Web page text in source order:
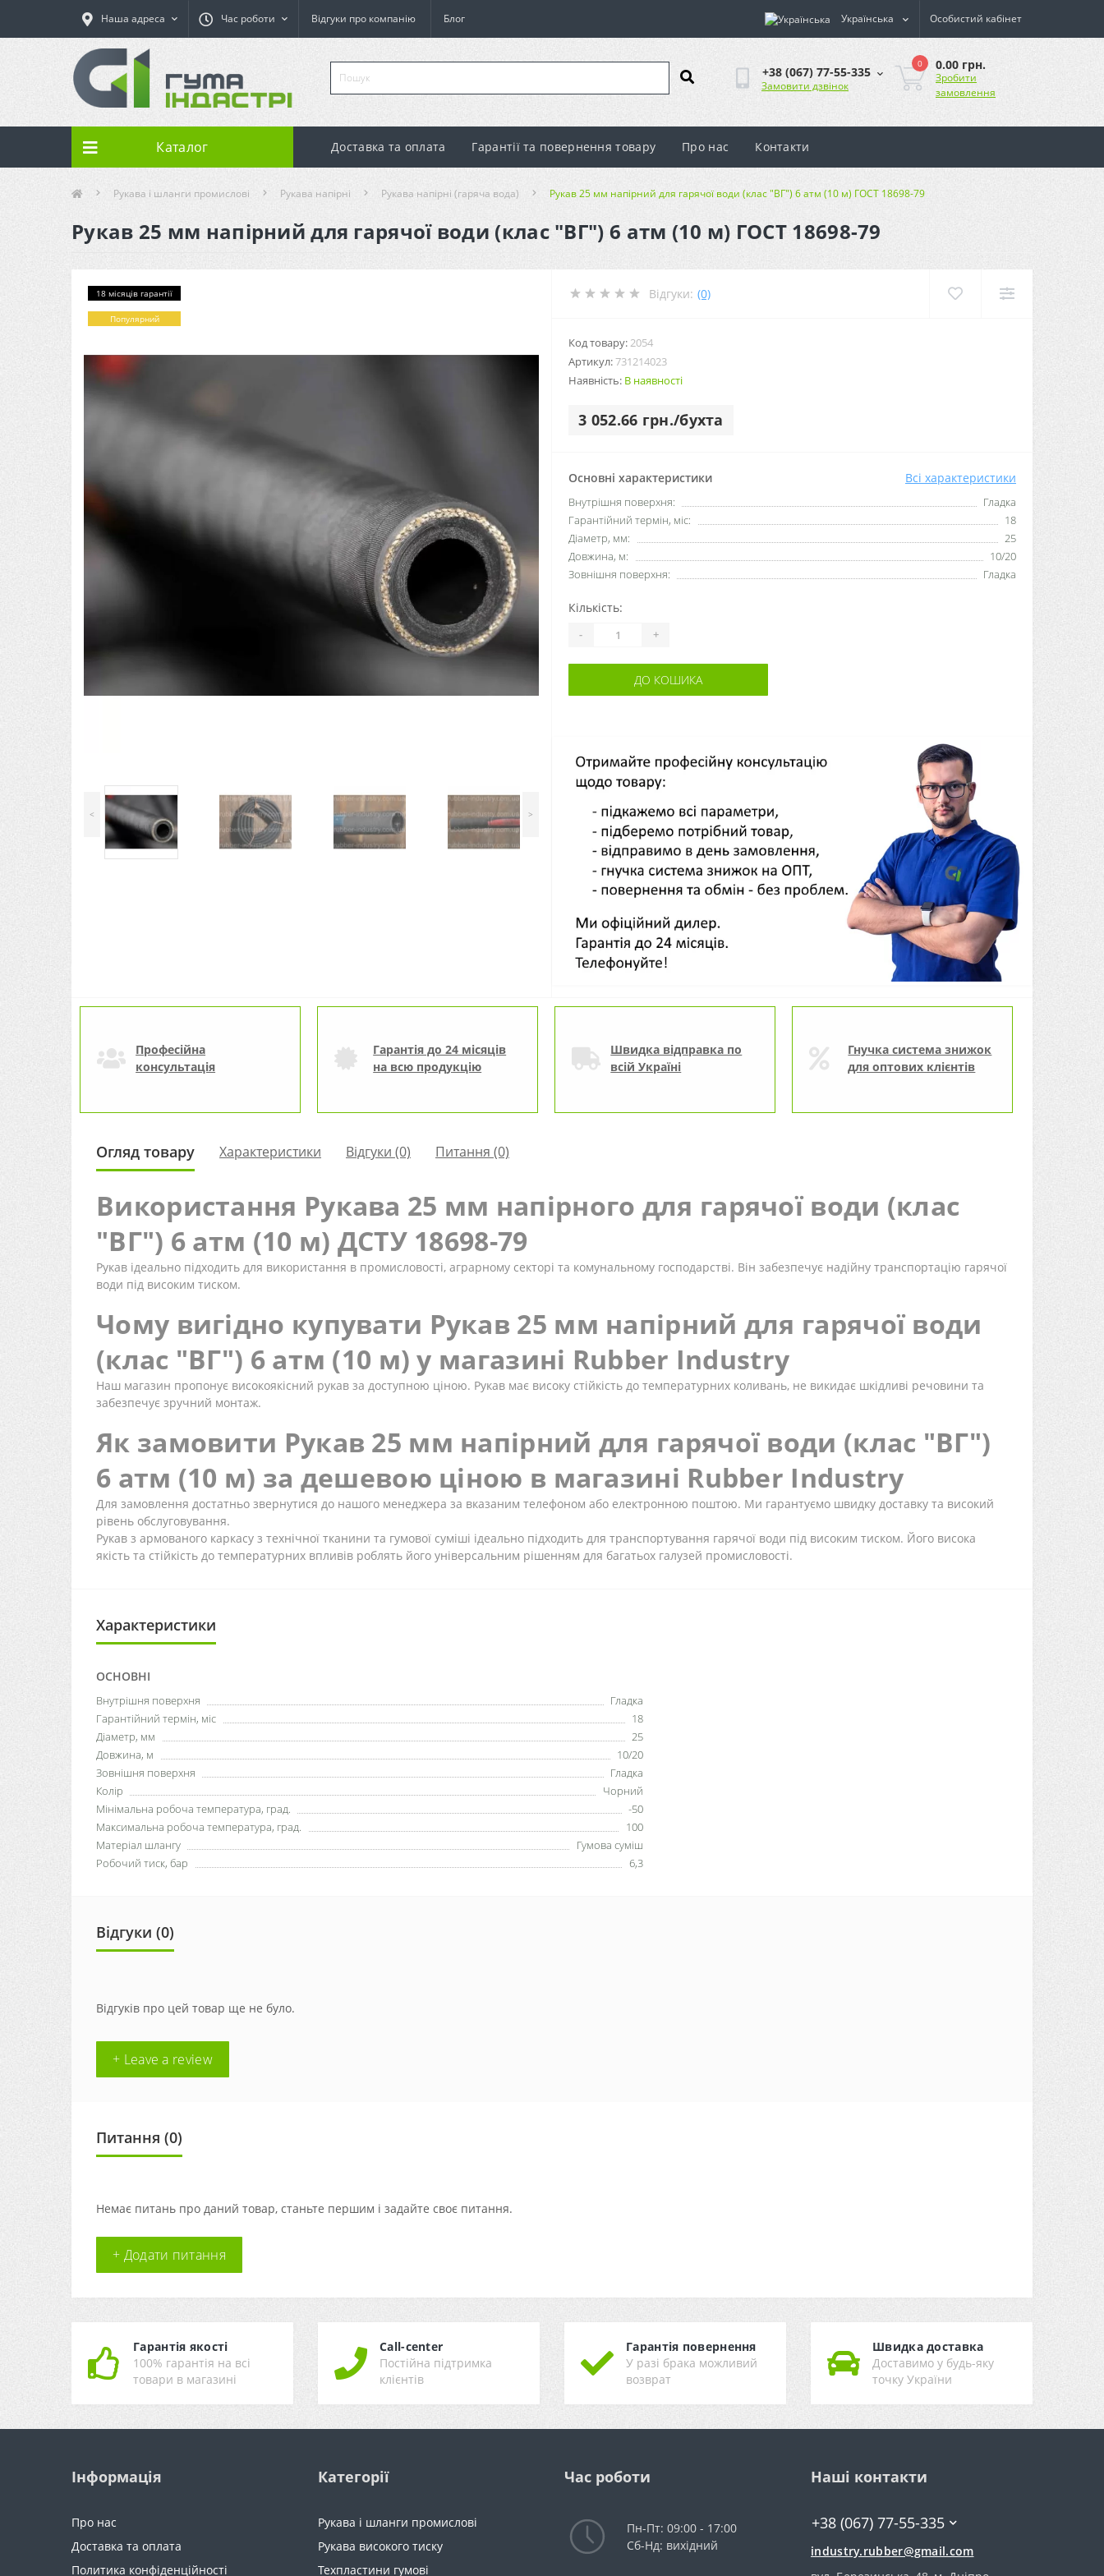
Наша адреса Час роботи Відгуки про компанію Блог Українська Особистий кабінет
+38 (067) 77-55-335
Замовити дзвінок
0 0.00 грн.
Зробити
замовлення
Каталог Доставка та оплата Гарантії та повернення товару Про нас Контакти
Рукава і шланги промислові Рукава напірні Рукава напірні (гаряча вода) Рукав 25 мм напірний для гарячої води (клас "ВГ") 6 атм (10 м) ГОСТ 18698-79
Рукав 25 мм напірний для гарячої води (клас "ВГ") 6 атм (10 м) ГОСТ 18698-79
18 місяців гарантії
Популярний
< >
Відгуки: (0)
Код товару: 2054
Артикул:731214023
Наявність: В наявності
3 052.66 грн./бухта
Основні характеристики Всі характеристики
Внутрішня поверхня:
Гладка
Гарантійний термін, міс:
18
Діаметр, мм:
25
Довжина, м:
10/20
Зовнішня поверхня:
Гладка
Кількість:
- +
ДО КОШИКА
Професійна
консультація
Гарантія до 24 місяців
на всю продукцію
Швидка відправка по
всій Україні
Гнучка система знижок
для оптових клієнтів
Огляд товару Характеристики Відгуки (0) Питання (0)
Використання Рукава 25 мм напірного для гарячої води (клас
"ВГ") 6 атм (10 м) ДСТУ 18698-79
Рукав ідеально підходить для використання в промисловості, аграрному секторі та комунальному господарстві. Він забезпечує надійну транспортацію гарячої
води під високим тиском.
Чому вигідно купувати Рукав 25 мм напірний для гарячої води
(клас "ВГ") 6 атм (10 м) у магазині Rubber Industry
Наш магазин пропонує високоякісний рукав за доступною ціною. Рукав має високу стійкість до температурних коливань, не викидає шкідливі речовини та
забезпечує зручний монтаж.
Як замовити Рукав 25 мм напірний для гарячої води (клас "ВГ")
6 атм (10 м) за дешевою ціною в магазині Rubber Industry
Для замовлення достатньо звернутися до нашого менеджера за вказаним телефоном або електронною поштою. Ми гарантуємо швидку доставку та високий
рівень обслуговування.
Рукав з армованого каркасу з технічної тканини та гумової суміші ідеально підходить для транспортування гарячої води під високим тиском. Його висока
якість та стійкість до температурних впливів роблять його універсальним рішенням для багатьох галузей промисловості.
Характеристики
ОСНОВНІ
Внутрішня поверхня
Гладка
Гарантійний термін, міс
18
Діаметр, мм
25
Довжина, м
10/20
Зовнішня поверхня
Гладка
Колір
Чорний
Мінімальна робоча температура, град.
-50
Максимальна робоча температура, град.
100
Матеріал шлангу
Гумова суміш
Робочий тиск, бар
6,3
Відгуки (0)
Відгуків про цей товар ще не було.
+ Leave a review
Питання (0)
Немає питань про даний товар, станьте першим і задайте своє питання.
+ Додати питання
Гарантія якості
100% гарантія на всі
товари в магазині
Call-center
Постійна підтримка
клієнтів
Гарантія повернення
У разі брака можливий
возврат
Швидка доставка
Доставимо у будь-яку
точку України
Інформація
Про нас
Доставка та оплата
Политика конфіденційності
Категорії
Рукава і шланги промислові
Рукава високого тиску
Техпластини гумові
Час роботи
Пн-Пт: 09:00 - 17:00
Сб-Нд: вихідний
Наші контакти
+38 (067) 77-55-335
industry.rubber@gmail.com